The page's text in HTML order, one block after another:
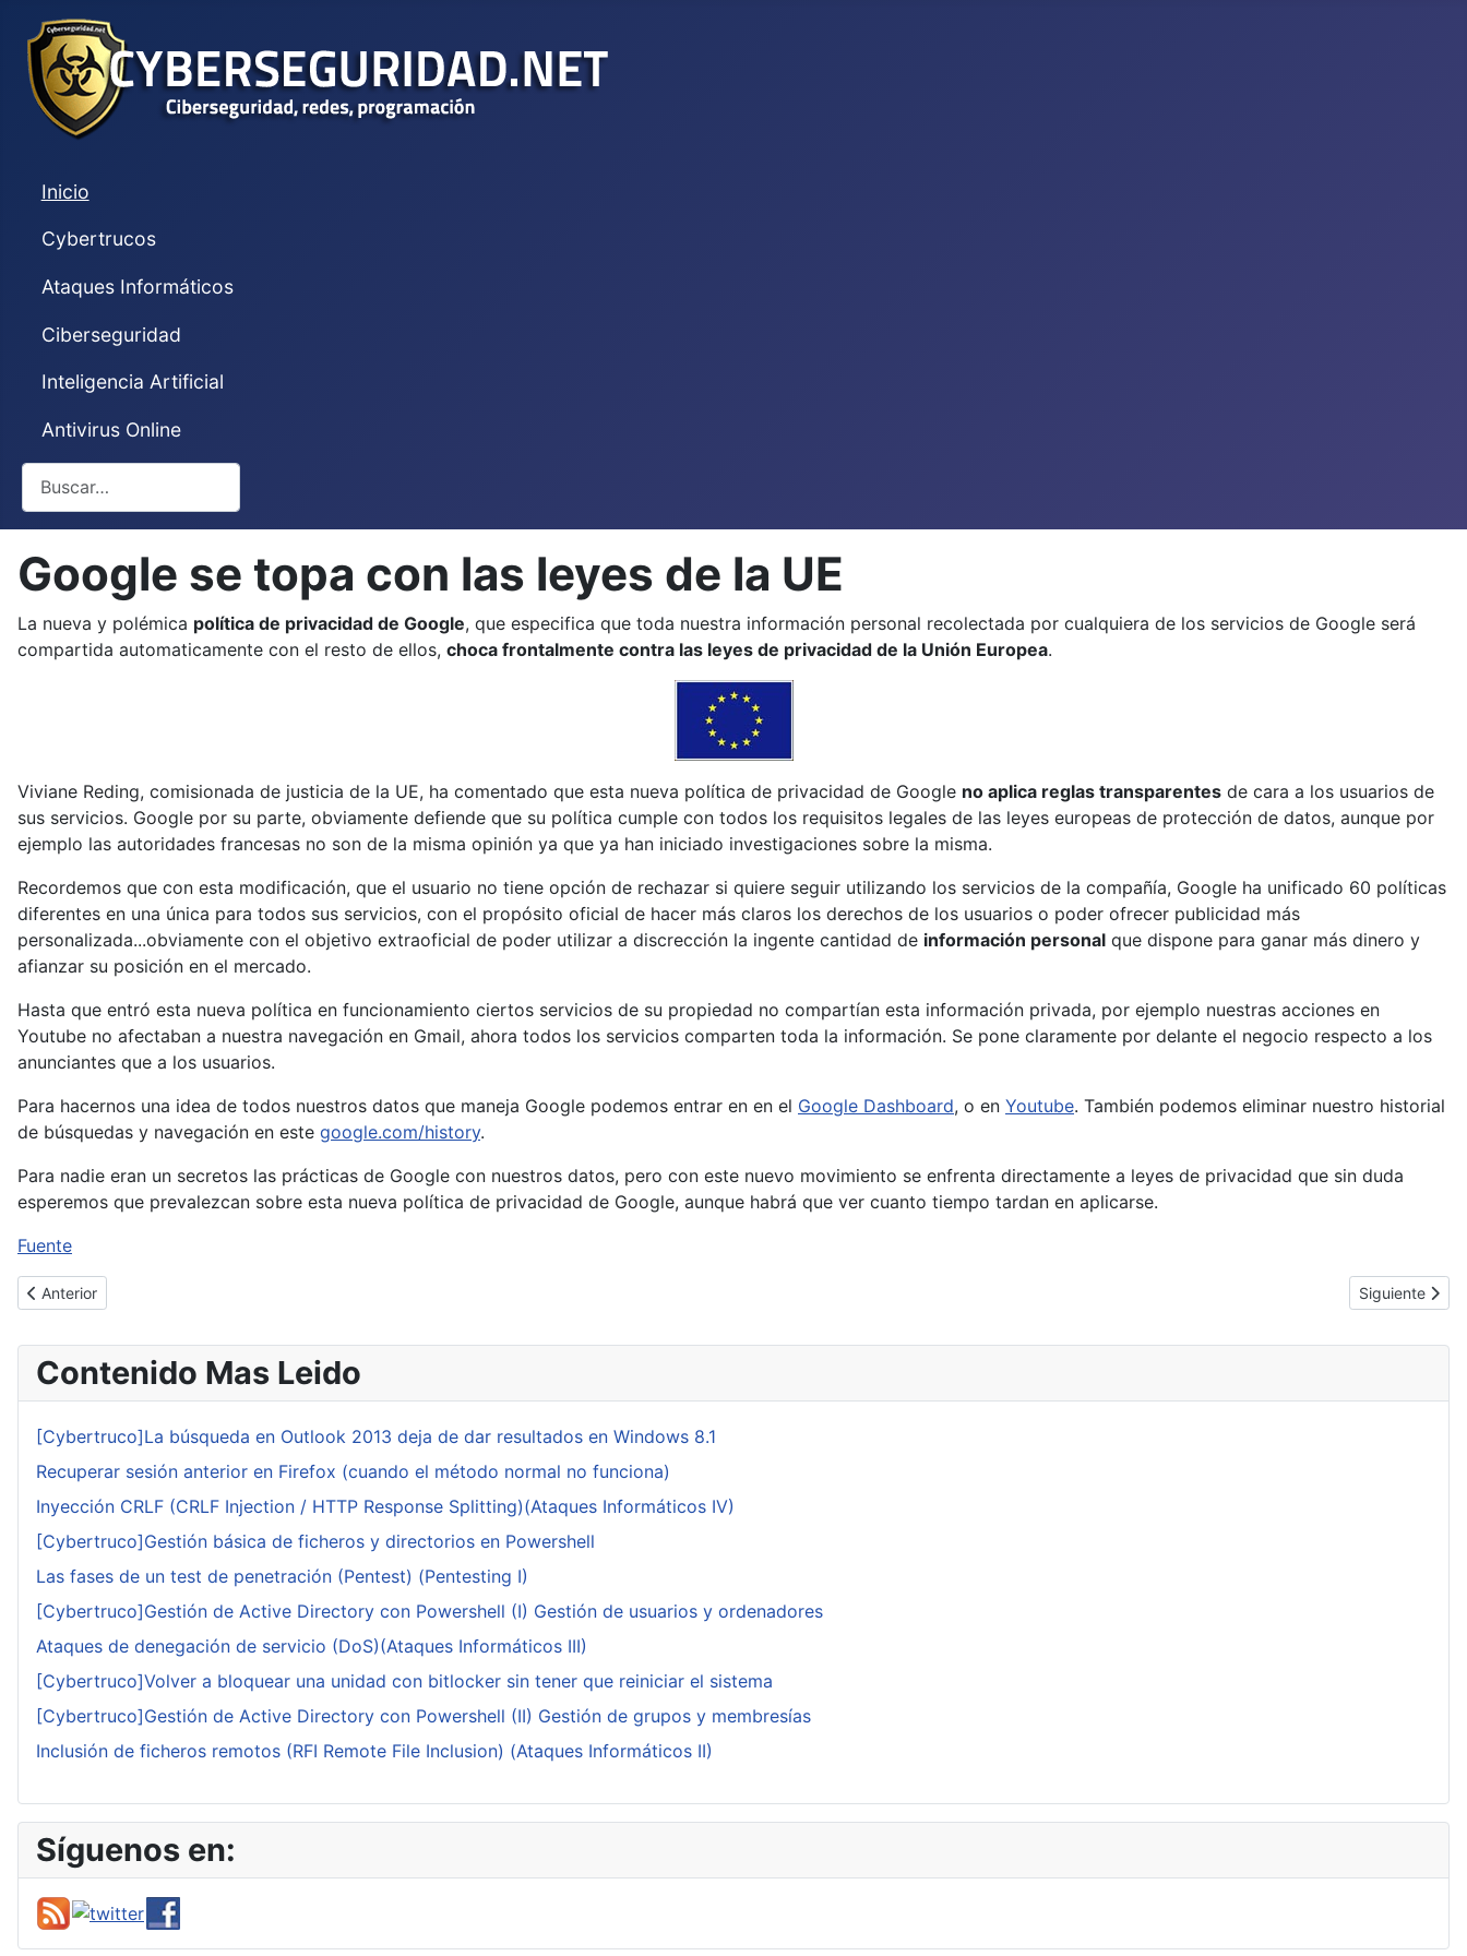
Inicio
Cybertrucos
Ataques Informáticos
Ciberseguridad
Inteligencia Artificial
Antivirus Online
Buscar
Google se topa con las leyes de la UE
La nueva y polémica política de privacidad de Google, que especifica que toda nuestra información personal recolectada por cualquiera de los servicios de Google será
compartida automaticamente con el resto de ellos, choca frontalmente contra las leyes de privacidad de la Unión Europea.
Viviane Reding, comisionada de justicia de la UE, ha comentado que esta nueva política de privacidad de Google no aplica reglas transparentes de cara a los usuarios de
sus servicios. Google por su parte, obviamente defiende que su política cumple con todos los requisitos legales de las leyes europeas de protección de datos, aunque por
ejemplo las autoridades francesas no son de la misma opinión ya que ya han iniciado investigaciones sobre la misma.
Recordemos que con esta modificación, que el usuario no tiene opción de rechazar si quiere seguir utilizando los servicios de la compañía, Google ha unificado 60 políticas
diferentes en una única para todos sus servicios, con el propósito oficial de hacer más claros los derechos de los usuarios o poder ofrecer publicidad más
personalizada...obviamente con el objetivo extraoficial de poder utilizar a discrección la ingente cantidad de información personal que dispone para ganar más dinero y
afianzar su posición en el mercado.
Hasta que entró esta nueva política en funcionamiento ciertos servicios de su propiedad no compartían esta información privada, por ejemplo nuestras acciones en
Youtube no afectaban a nuestra navegación en Gmail, ahora todos los servicios comparten toda la información. Se pone claramente por delante el negocio respecto a los
anunciantes que a los usuarios.
Para hacernos una idea de todos nuestros datos que maneja Google podemos entrar en en el Google Dashboard, o en Youtube. También podemos eliminar nuestro historial
de búsquedas y navegación en este google.com/history.
Para nadie eran un secretos las prácticas de Google con nuestros datos, pero con este nuevo movimiento se enfrenta directamente a leyes de privacidad que sin duda
esperemos que prevalezcan sobre esta nueva política de privacidad de Google, aunque habrá que ver cuanto tiempo tardan en aplicarse.
Fuente
Artículo anterior: Vuelve el troyano de la policía nacional
Anterior Artículo
Siguiente
Contenido Mas Leido
[Cybertruco]La búsqueda en Outlook 2013 deja de dar resultados en Windows 8.1
Recuperar sesión anterior en Firefox (cuando el método normal no funciona)
Inyección CRLF (CRLF Injection / HTTP Response Splitting)(Ataques Informáticos IV)
[Cybertruco]Gestión básica de ficheros y directorios en Powershell
Las fases de un test de penetración (Pentest) (Pentesting I)
[Cybertruco]Gestión de Active Directory con Powershell (I) Gestión de usuarios y ordenadores
Ataques de denegación de servicio (DoS)(Ataques Informáticos III)
[Cybertruco]Volver a bloquear una unidad con bitlocker sin tener que reiniciar el sistema
[Cybertruco]Gestión de Active Directory con Powershell (II) Gestión de grupos y membresías
Inclusión de ficheros remotos (RFI Remote File Inclusion) (Ataques Informáticos II)
Síguenos en: